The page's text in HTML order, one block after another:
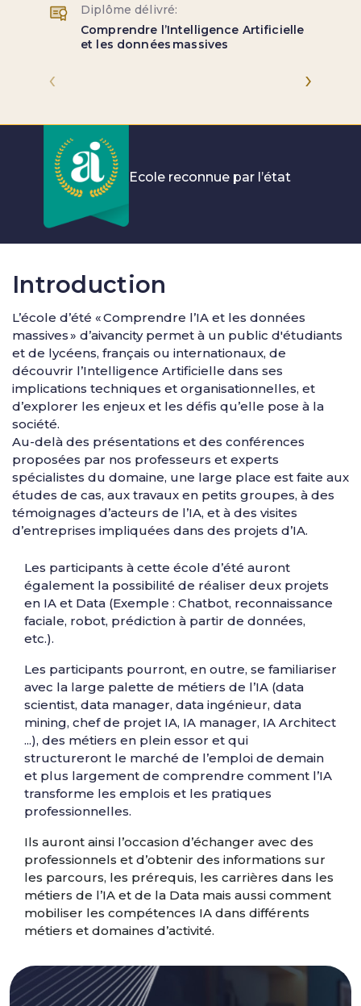
Diplôme délivré:
Comprendre l’Intelligence Artificielle
et les données massives
‹ ›
Ecole reconnue par l’état
Introduction
L’école d’été « Comprendre l’IA et les données
massives » d’aivancity permet à un public d'étudiants
et de lycéens, français ou internationaux, de
découvrir l’Intelligence Artificielle dans ses
implications techniques et organisationnelles, et
d’explorer les enjeux et les défis qu’elle pose à la
société.
Au-delà des présentations et des conférences
proposées par nos professeurs et experts
spécialistes du domaine, une large place est faite aux
études de cas, aux travaux en petits groupes, à des
témoignages d’acteurs de l’IA, et à des visites
d’entreprises impliquées dans des projets d’IA.
Les participants à cette école d’été auront
également la possibilité de réaliser deux projets
en IA et Data (Exemple : Chatbot, reconnaissance
faciale, robot, prédiction à partir de données,
etc.).
Les participants pourront, en outre, se familiariser
avec la large palette de métiers de l’IA (data
scientist, data manager, data ingénieur, data
mining, chef de projet IA, IA manager, IA Architect
...), des métiers en plein essor et qui
structureront le marché de l’emploi de demain
et plus largement de comprendre comment l’IA
transforme les emplois et les pratiques
professionnelles.
Ils auront ainsi l’occasion d’échanger avec des
professionnels et d’obtenir des informations sur
les parcours, les prérequis, les carrières dans les
métiers de l’IA et de la Data mais aussi comment
mobiliser les compétences IA dans différents
métiers et domaines d’activité.